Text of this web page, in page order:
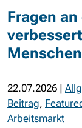
Fragen
22.07.2026 |
Beitrag,
Arbeitsmarkt